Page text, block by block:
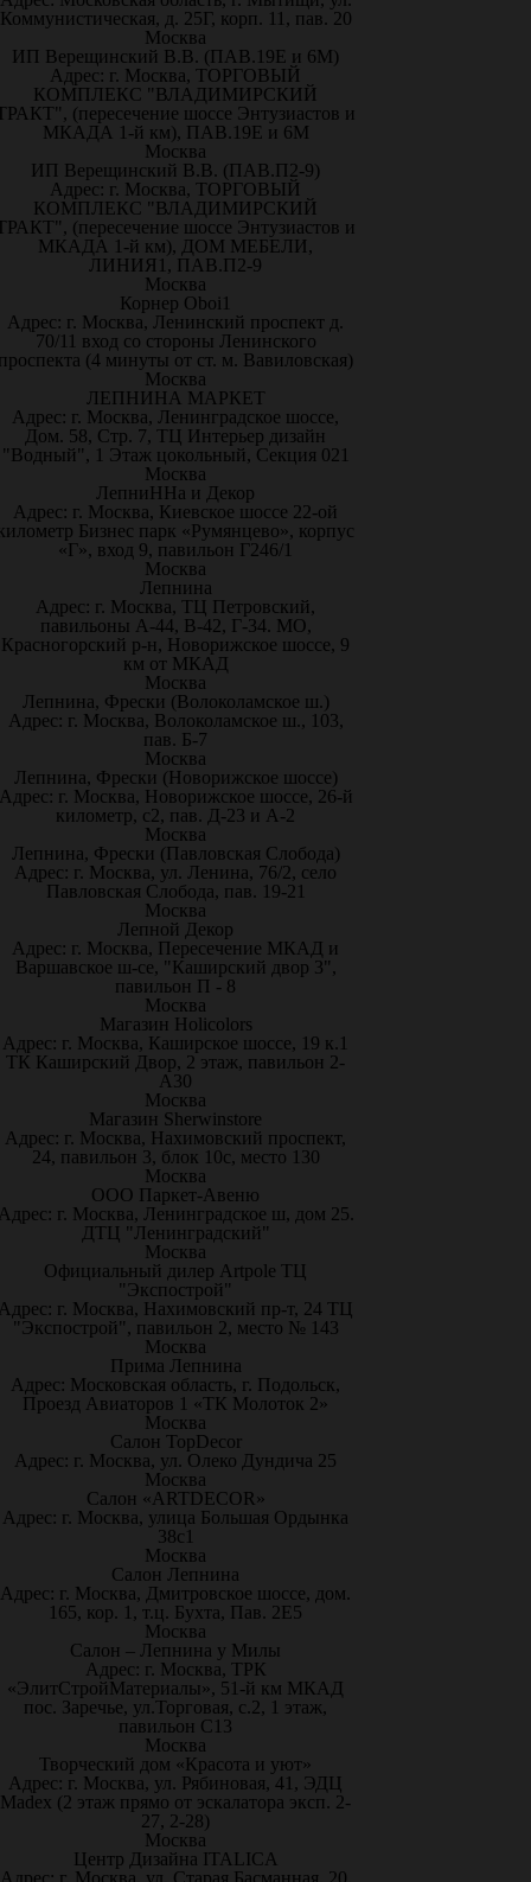
Коммунистическая, д. 25Г, корп. 11, пав. 20
Москва
ИП Верещинский В.В. (ПАВ.19Е и 6М)
Адрес: г. Москва, ТОРГОВЫЙ
КОМПЛЕКС "ВЛАДИМИРСКИЙ
(пересечение шоссе Энтузиастов и
МКАДА 1-й км), ПАВ.19Е и 6М
Москва
ИП Верещинский В.В. (ПАВ.П2-9)
Адрес: г. Москва, ТОРГОВЫЙ
КОМПЛЕКС "ВЛАДИМИРСКИЙ
(пересечение шоссе Энтузиастов и
МКАДА 1-й км), ДОМ МЕБЕЛИ,
ЛИНИЯ1, ПАВ.П2-9
Москва
Корнер Oboi1
Адрес: г. Москва, Ленинский проспект д.
70/11 вход со стороны Ленинского
(4 минуты от ст. м. Вавиловская)
Москва
ЛЕПНИНА МАРКЕТ
Адрес: г. Москва, Ленинградское шоссе,
Дом. 58, Стр. 7, ТЦ Интерьер дизайн
"Водный", 1 Этаж цокольный, Секция 021
Москва
ЛепниННа и Декор
Адрес: г. Москва, Киевское шоссе 22-ой
Бизнес парк «Румянцево», корпус
«Г», вход 9, павильон Г246/1
Москва
Лепнина
Адрес: г. Москва, ТЦ Петровский,
павильоны А-44, В-42, Г-34. МО,
Красногорский р-н, Новорижское шоссе, 9
км от МКАД
Москва
Лепнина, Фрески (Волоколамское ш.)
Адрес: г. Москва, Волоколамское ш., 103,
пав. Б-7
Москва
Лепнина, Фрески (Новорижское шоссе)
г. Москва, Новорижское шоссе, 26-й
километр, с2, пав. Д-23 и А-2
Москва
Лепнина, Фрески (Павловская Слобода)
Адрес: г. Москва, ул. Ленина, 76/2, село
Павловская Слобода, пав. 19-21
Москва
Лепной Декор
Адрес: г. Москва, Пересечение МКАД и
Варшавское ш-се, "Каширский двор 3",
павильон П - 8
Москва
Магазин Holicolors
Адрес: г. Москва, Каширское шоссе, 19 к.1
ТК Каширский Двор, 2 этаж, павильон 2-
А30
Москва
Магазин Sherwinstore
Адрес: г. Москва, Нахимовский проспект,
24, павильон 3, блок 10с, место 130
Москва
ООО Паркет-Авeню
г. Москва, Ленинградское ш, дом 25.
ДТЦ "Ленинградский"
Москва
Официальный дилер Artpole ТЦ
"Экспострой"
г. Москва, Нахимовский пр-т, 24 ТЦ
"Экспострой", павильон 2, место № 143
Москва
Прима Лепнина
Адрес: Московская область, г. Подольск,
Проезд Авиаторов 1 «ТК Молоток 2»
Москва
Салон TopDecor
Адрес: г. Москва, ул. Олеко Дундича 25
Москва
Салон «ARTDECOR»
Адрес: г. Москва, улица Большая Ордынка
38с1
Москва
Салон Лепнина
Адрес: г. Москва, Дмитровское шоссе, дом.
165, кор. 1, т.ц. Бухта, Пав. 2Е5
Москва
Салон – Лепнина у Милы
Адрес: г. Москва, ТРК
«ЭлитСтройМатериалы», 51-й км МКАД
пос. Заречье, ул.Торговая, с.2, 1 этаж,
павильон С13
Москва
Творческий дом «Красота и уют»
Адрес: г. Москва, ул. Рябиновая, 41, ЭДЦ
Madex (2 этаж прямо от эскалатора эксп. 2-
27, 2-28)
Москва
Центр Дизайна ITALICA
Адрес: г. Москва, ул. Старая Басманная, 20,